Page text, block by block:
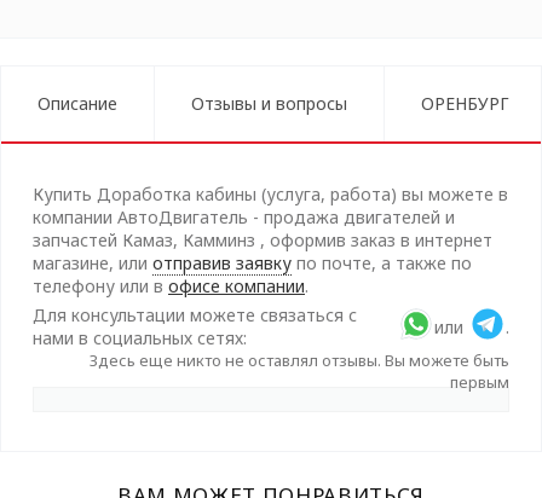
Описание Отзывы и вопросы ОРЕНБУРГ
Купить Доработка кабины (услуга, работа) вы можете в
компании АвтоДвигатель - продажа двигателей и
запчастей Камаз, Камминз , оформив заказ в интернет
магазине, или отправив заявку по почте, а также по
телефону или в офисе компании.
Для консультации можете связаться с
нами в социальных сетях:
или .
Здесь еще никто не оставлял отзывы. Вы можете быть
первым